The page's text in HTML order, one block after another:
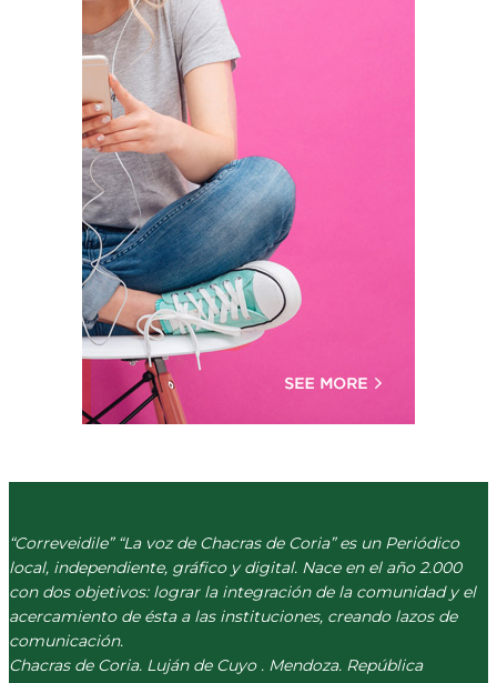
“Correveidile” “La voz de Chacras de Coria” es un Periódico
local, independiente, gráfico y digital. Nace en el año 2.000
con dos objetivos: lograr la integración de la comunidad y el
acercamiento de ésta a las instituciones, creando lazos de
comunicación.
Chacras de Coria. Luján de Cuyo . Mendoza. República